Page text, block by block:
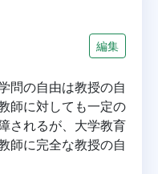
編集
問の自由は教授の自
師に対しても一定の
されるが、大学教育
師に完全な教授の自